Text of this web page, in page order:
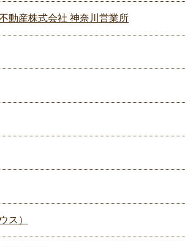
動産株式会社 神奈川営業所
ス）